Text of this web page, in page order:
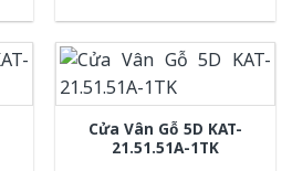
Cửa Vân Gỗ 5D KAT-
21.51.51A-1TK